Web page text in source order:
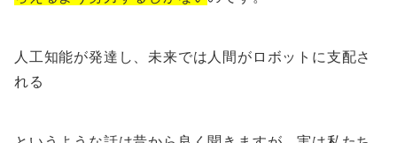
人工知能が発達し、未来では人間がロボットに支配さ
れる